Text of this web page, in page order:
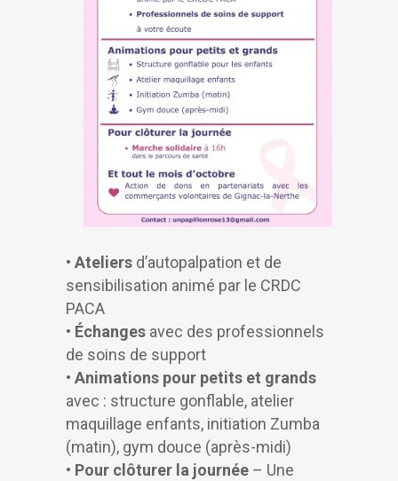
• Ateliers d’autopalpation et de
sensibilisation animé par le CRDC
PACA
• Échanges avec des professionnels
de soins de support
• Animations pour petits et grands
avec : structure gonflable, atelier
maquillage enfants, initiation Zumba
(matin), gym douce (après-midi)
• Pour clôturer la journée – Une